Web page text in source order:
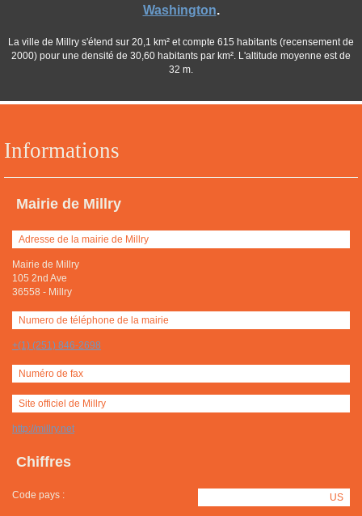
Informations
Mairie de Millry
Adresse de la mairie de Millry
Mairie de Millry
105 2nd Ave
36558 - Millry
Numero de téléphone de la mairie
+(1) (251) 846-2698
Numéro de fax
Site officiel de Millry
http://millry.net
Chiffres
Code pays : US
Washington.
La ville de Millry s'étend sur 20,1 km² et compte 615 habitants (recensement de
2000) pour une densité de 30,60 habitants par km². L'altitude moyenne est de
32 m.